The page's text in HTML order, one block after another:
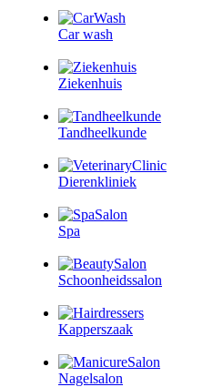
Car wash
Ziekenhuis
Tandheelkunde
Dierenkliniek
Spa
Schoonheidssalon
Kapperszaak
Nagelsalon